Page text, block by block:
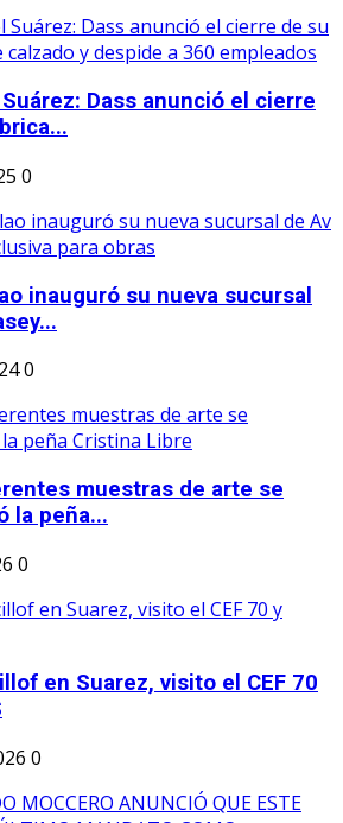
Dass anunció el cierre
0
inauguró su nueva sucursal
0
muestras de arte se
la peña...
0
en Suarez, visito el CEF 70
0